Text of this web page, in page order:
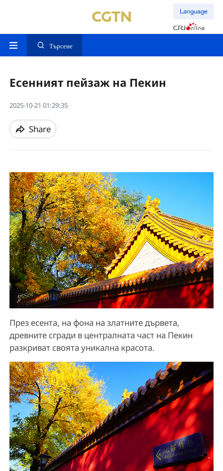
Language
Търсене
Есенният пейзаж на Пекин
2025-10-21 01:29:35
Share
През есента, на фона на златните дървета,
древните сгради в централната част на Пекин
разкриват своята уникална красота.